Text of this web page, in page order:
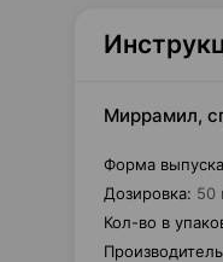
Миррамил,
Форма выпуска
Дозировка: 50
Кол-во в
Производитель